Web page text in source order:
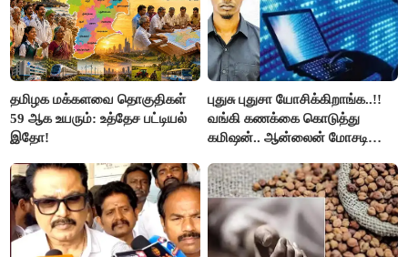
தமிழக மக்களவை தொகுதிகள்
59 ஆக உயரும்: உத்தேச பட்டியல்
இதோ!
புதுசு புதுசா யோசிக்கிறாங்க..!!
வங்கி கணக்கை கொடுத்து
கமிஷன்.. ஆன்லைன் மோசடி
கைது..!!